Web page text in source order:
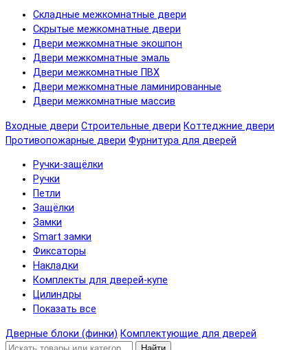
Складные межкомнатные двери
Скрытые межкомнатные двери
Двери межкомнатные экошпон
Двери межкомнатные эмаль
Двери межкомнатные ПВХ
Двери межкомнатные ламинированные
Двери межкомнатные массив
Входные двери Строительные двери Коттеджние двери
Противопожарные двери Фурнитура для дверей
Ручки-защёлки
Ручки
Петли
Защёлки
Замки
Smart замки
Фиксаторы
Накладки
Комплекты для дверей-купе
Цилиндры
Показать все
Дверные блоки (финки) Комплектующие для дверей